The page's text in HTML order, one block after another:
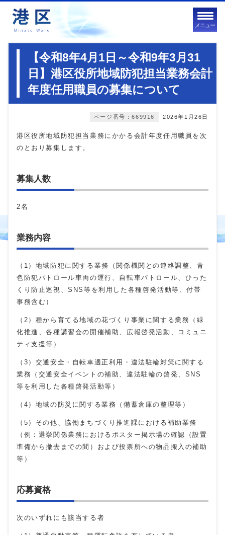
メニュー
【令和8年4月1日～令和9年3月31
日】港区役所地域防犯担当業務会計
年度任用職員の募集について
2026年1月26日
ページ番号：669916
港区役所地域防犯担当業務にかかる会計年度任用職員を次
のとおり募集します。
募集人数
2名
業務内容
（1）地域防犯に関する業務（関係機関との連絡調整、青
色防犯パトロール車両の運行、自転車パトロール、ひった
くり防止巡視、SNS等を利用した各種啓発活動等、付帯
事務含む）
（2）種から育てる地域の花づくり事業に関する業務（緑
化推進、各種講習会の開催補助、広報啓発活動、コミュニ
ティ支援等）
（3）交通安全・自転車適正利用・違法駐輪対策に関する
業務（交通安全イベントの補助、違法駐輪の啓発、 SNS
等を利用した各種啓発活動等）
（4）地域の防災に関する業務（備蓄倉庫の整理等）
（5）その他、協働まちづくり推進課における補助業務
（例：選挙関係業務におけるポスター掲示場の確認（設置
準備から撤去までの間）および投票所への物品搬入の補助
等）
応募資格
次のいずれにも該当する者